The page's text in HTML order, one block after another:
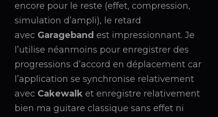
encore pour le reste (effet, compression,
simulation d’ampli), le retard
avec Garageband est impressionnant. Je
l’utilise néanmoins pour enregistrer des
progressions d’accord en déplacement car
l’application se synchronise relativement
avec Cakewalk et enregistre relativement
bien ma guitare classique sans effet ni